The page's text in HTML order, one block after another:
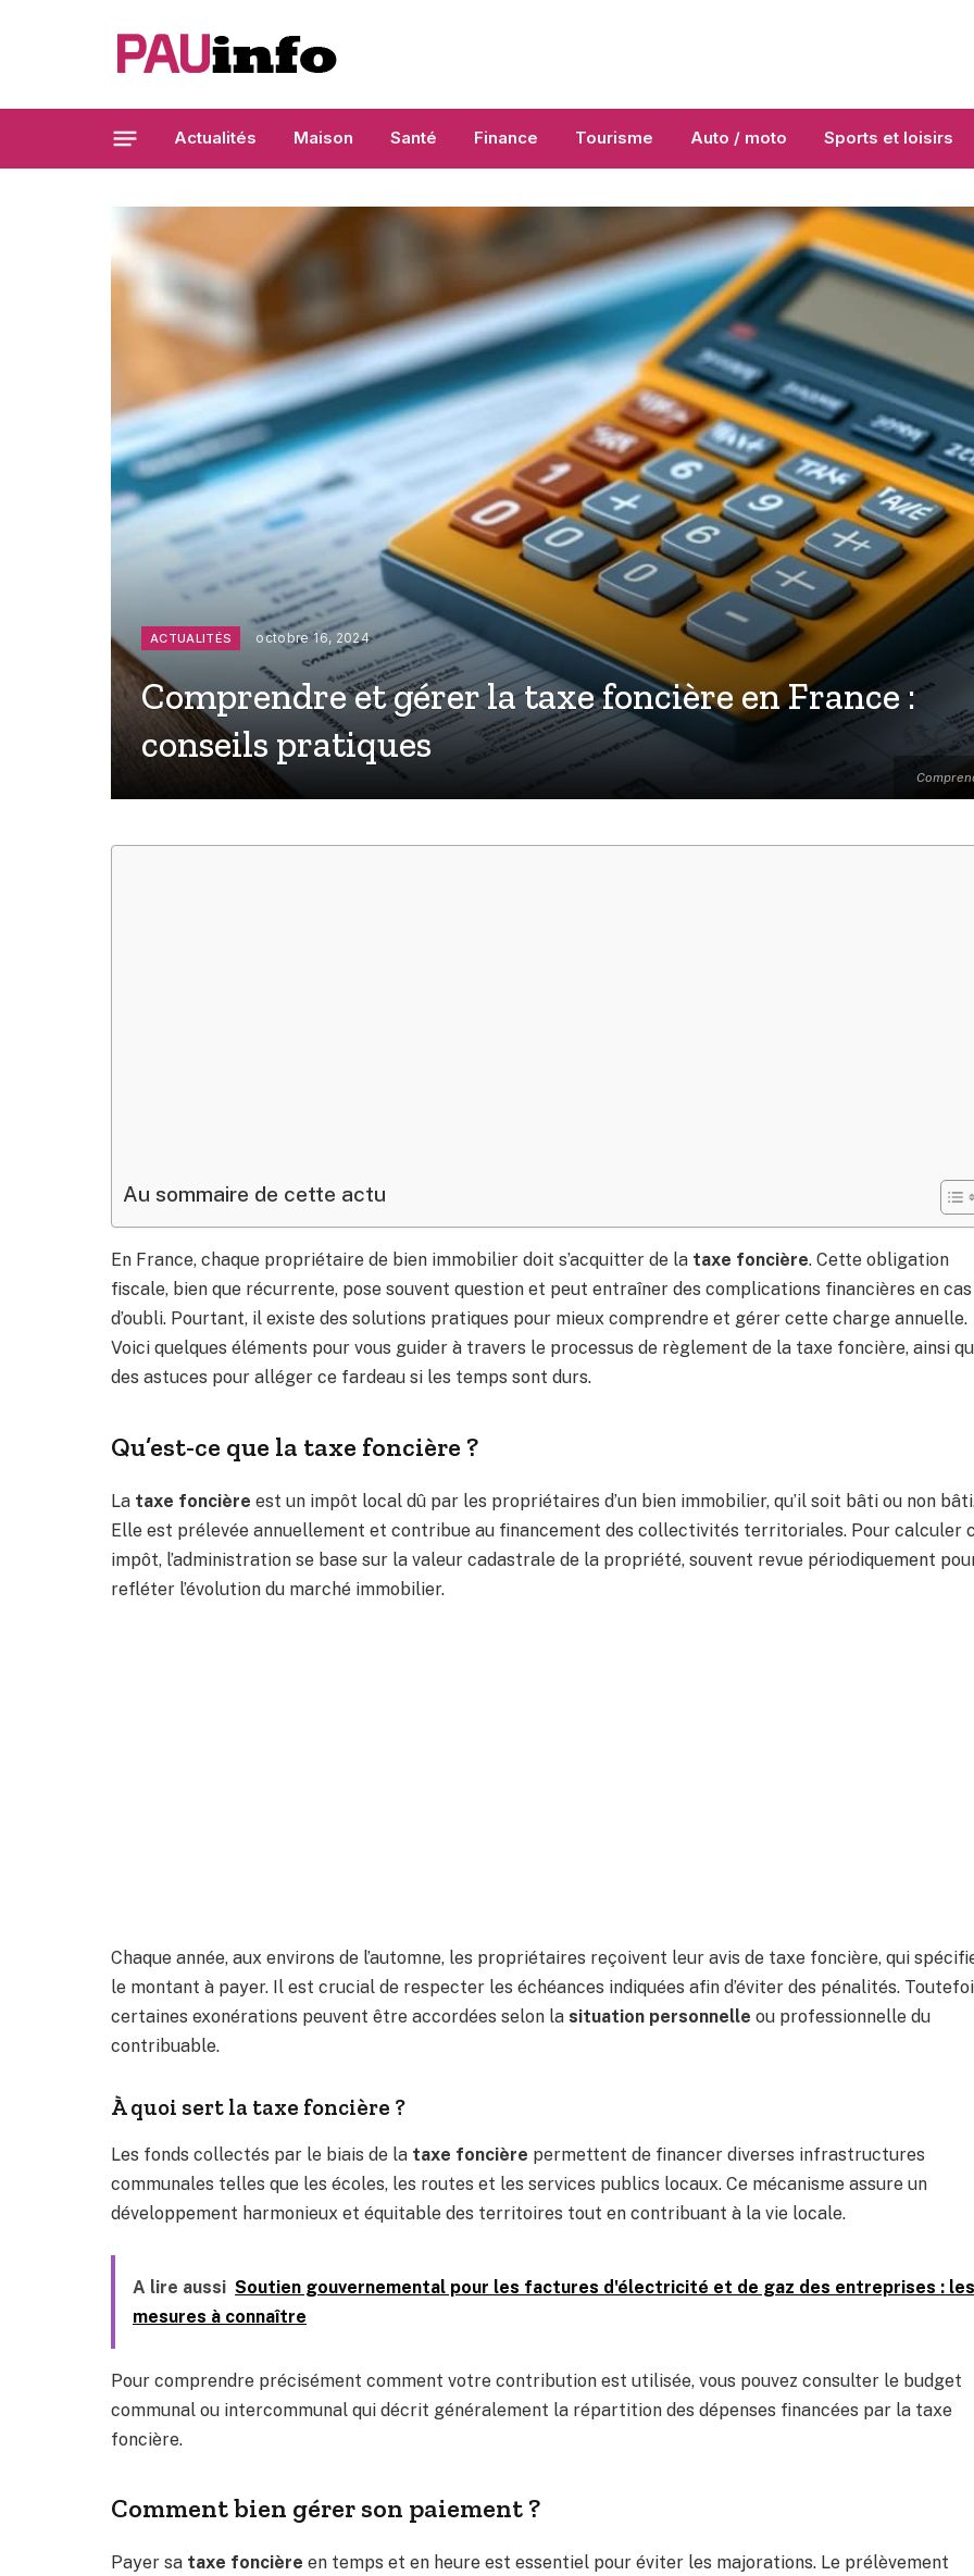
Actualités Maison Santé Finance Tourisme Auto / moto Sports et loisirs
ACTUALITÉS octobre 16, 2024
Comprendre et gérer la taxe foncière en France :
conseils pratiques
Au sommaire de cette actu
En France, chaque propriétaire de bien immobilier doit s’acquitter de la taxe foncière. Cette obligation
fiscale, bien que récurrente, pose souvent question et peut entraîner des complications financières en cas
d’oubli. Pourtant, il existe des solutions pratiques pour mieux comprendre et gérer cette charge annuelle.
Voici quelques éléments pour vous guider à travers le processus de règlement de la taxe foncière, ainsi
des astuces pour alléger ce fardeau si les temps sont durs.
Qu’est-ce que la taxe foncière ?
La taxe foncière est un impôt local dû par les propriétaires d’un bien immobilier, qu’il soit bâti ou non
Elle est prélevée annuellement et contribue au financement des collectivités territoriales. Pour calculer
impôt, l’administration se base sur la valeur cadastrale de la propriété, souvent revue périodiquement
refléter l’évolution du marché immobilier.
Chaque année, aux environs de l’automne, les propriétaires reçoivent leur avis de taxe foncière, qui
le montant à payer. Il est crucial de respecter les échéances indiquées afin d’éviter des pénalités.
certaines exonérations peuvent être accordées selon la situation personnelle ou professionnelle du
contribuable.
À quoi sert la taxe foncière ?
Les fonds collectés par le biais de la taxe foncière permettent de financer diverses infrastructures
communales telles que les écoles, les routes et les services publics locaux. Ce mécanisme assure un
développement harmonieux et équitable des territoires tout en contribuant à la vie locale.
A lire aussi Soutien gouvernemental pour les factures d'électricité et de gaz des entreprises : les
mesures à connaître
Pour comprendre précisément comment votre contribution est utilisée, vous pouvez consulter le budget
communal ou intercommunal qui décrit généralement la répartition des dépenses financées par la taxe
foncière.
Comment bien gérer son paiement ?
Payer sa taxe foncière en temps et en heure est essentiel pour éviter les majorations. Le prélèvement